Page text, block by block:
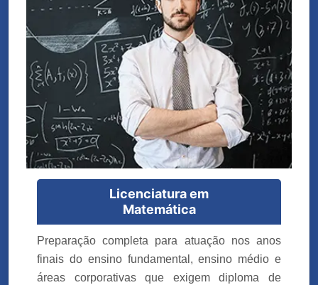
Licenciatura em
Matemática
Preparação completa para atuação nos anos
finais do ensino fundamental, ensino médio e
áreas corporativas que exigem diploma de